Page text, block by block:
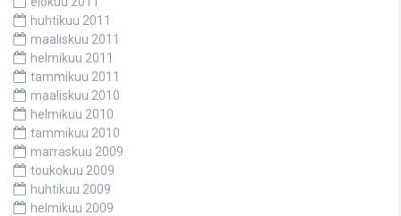
huhtikuu 2011
maaliskuu 2011
helmikuu 2011
tammikuu 2011
maaliskuu 2010
helmikuu 2010
tammikuu 2010
marraskuu 2009
toukokuu 2009
huhtikuu 2009
helmikuu 2009